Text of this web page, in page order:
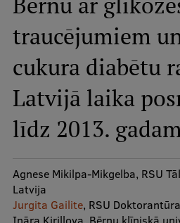
Doctoral Studies
Graduate Medical Training
Your Start in Riga
Why choose RSU?
International Student
traucējumiem
cukura diabētu
Latvijā laika
līdz 2013.
Agnese Mikilpa-Mikgelba, RSU
Latvija
Jurgita Gailite, RSU